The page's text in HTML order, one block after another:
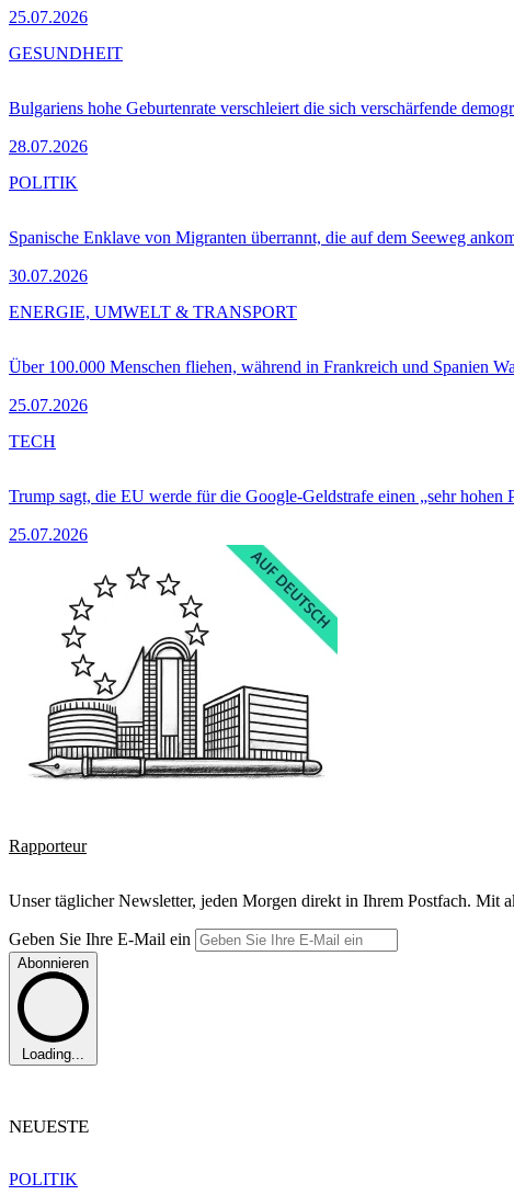
25.07.2026
Bulgariens hohe Geburtenrate verschleiert die sich verschärfende
28.07.2026
GESUNDHEIT
Spanische Enklave von Migranten überrannt, die auf dem Seeweg
30.07.2026
POLITIK
Über 100.000 Menschen fliehen, während in Frankreich und Spanien
25.07.2026
ENERGIE, UMWELT & TRANSPORT
Trump sagt, die EU werde für die Google-Geldstrafe einen „sehr hohen
25.07.2026
TECH
Rapporteur
Unser täglicher Newsletter, jeden Morgen direkt in Ihrem Postfach. Mit
Geben Sie Ihre E-Mail ein
Abonnieren
Loading...
NEUESTE
POLITIK